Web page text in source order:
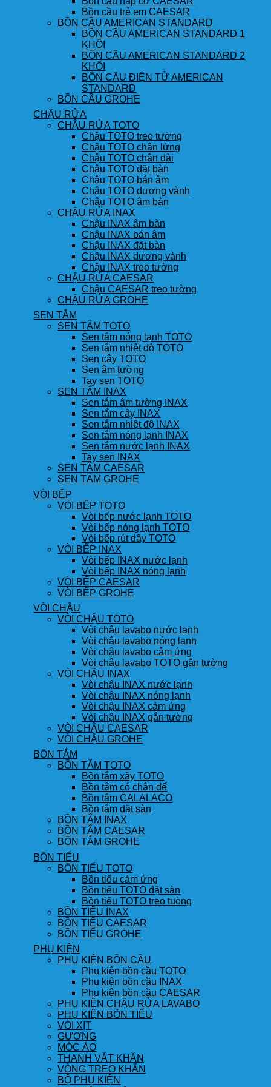
Bồn cầu trẻ em CAESAR
BỒN CẦU AMERICAN STANDARD
BỒN CẦU AMERICAN STANDARD 1
KHỐI
BỒN CẦU AMERICAN STANDARD 2
KHỐI
BỒN CẦU ĐIỆN TỬ AMERICAN
STANDARD
BỒN CẦU GROHE
CHẬU RỬA
CHẬU RỬA TOTO
Chậu TOTO treo tường
Chậu TOTO chân lửng
Chậu TOTO chân dài
Chậu TOTO đặt bàn
Chậu TOTO bán âm
Chậu TOTO dương vành
Chậu TOTO âm bàn
CHẬU RỬA INAX
Chậu INAX âm bàn
Chậu INAX bán âm
Chậu INAX đặt bàn
Chậu INAX dương vành
Chậu INAX treo tường
CHẬU RỬA CAESAR
Chậu CAESAR treo tường
CHẬU RỬA GROHE
SEN TẮM
SEN TẮM TOTO
Sen tắm nóng lạnh TOTO
Sen tắm nhiệt độ TOTO
Sen cây TOTO
Sen âm tường
Tay sen TOTO
SEN TẮM INAX
Sen tắm âm tường INAX
Sen tắm cây INAX
Sen tắm nhiệt độ INAX
Sen tắm nóng lạnh INAX
Sen tắm nước lạnh INAX
Tay sen INAX
SEN TẮM CAESAR
SEN TẮM GROHE
VÒI BẾP
VÒI BẾP TOTO
Vòi bếp nước lạnh TOTO
Vòi bếp nóng lạnh TOTO
Vòi bếp rút dây TOTO
VÒI BẾP INAX
Vòi bếp INAX nước lạnh
Vòi bếp INAX nóng lạnh
VÒI BẾP CAESAR
VÒI BẾP GROHE
VÒI CHẬU
VÒI CHẬU TOTO
Vòi chậu lavabo nước lạnh
Vòi chậu lavabo nóng lạnh
Vòi chậu lavabo cảm ứng
Vòi chậu lavabo TOTO gắn tường
VÒI CHẬU INAX
Vòi chậu INAX nước lạnh
Vòi chậu INAX nóng lạnh
Vòi chậu INAX cảm ứng
Vòi chậu INAX gắn tường
VÒI CHẬU CAESAR
VÒI CHẬU GROHE
BỒN TẮM
BỒN TẮM TOTO
Bồn tắm xây TOTO
Bồn tắm có chân đế
Bồn tắm GALALACO
Bồn tắm đặt sàn
BỒN TẮM INAX
BỒN TẮM CAESAR
BỒN TẮM GROHE
BỒN TIỂU
BỒN TIỂU TOTO
Bồn tiểu cảm ứng
Bồn tiểu TOTO đặt sàn
Bồn tiểu TOTO treo tuòng
BỒN TIỂU INAX
BỒN TIỂU CAESAR
BỒN TIỂU GROHE
PHỤ KIỆN
PHỤ KIỆN BỒN CẦU
Phụ kiện bồn cầu TOTO
Phụ kiện bồn cầu INAX
Phụ kiện bồn cầu CAESAR
PHỤ KIỆN CHẬU RỬA LAVABO
PHỤ KIỆN BỒN TIỂU
VÒI XỊT
GƯƠNG
MÓC ÁO
THANH VẮT KHĂN
VÒNG TREO KHĂN
BỘ PHỤ KIỆN